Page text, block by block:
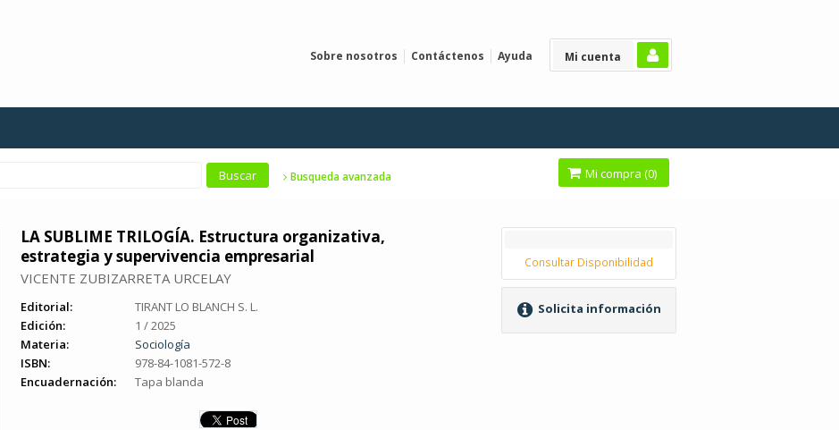
Mi cuenta
Sobre nosotros Contáctenos Ayuda
Busqueda avanzada Mi compra (0)
LA SUBLIME TRILOGÍA. Estructura organizativa,
estrategia y supervivencia empresarial
VICENTE ZUBIZARRETA URCELAY
Editorial:
TIRANT LO BLANCH S. L.
Edición:
1 / 2025
Materia:
Sociología
ISBN:
978-84-1081-572-8
Encuadernación:
Tapa blanda
Consultar Disponibilidad
Solicita información